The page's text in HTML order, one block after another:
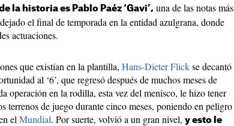
la historia es Pablo Paéz ‘Gavi’, una de las notas más
el final de temporada en la entidad azulgrana, donde
actuaciones.
que existían en la plantilla, Hans-Dieter Flickse decantó
al ‘6’, que regresó después de muchos meses de
operación en la rodilla, esta vez del menisco, le hizo tener
terrenos de juego durante cinco meses, poniendo en peligro
el Mundial. Por suerte, volvió a un gran nivel, y esto le